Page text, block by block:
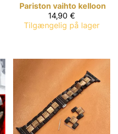
Pariston vaihto kelloon
14,90 €
Tilgængelig på lager